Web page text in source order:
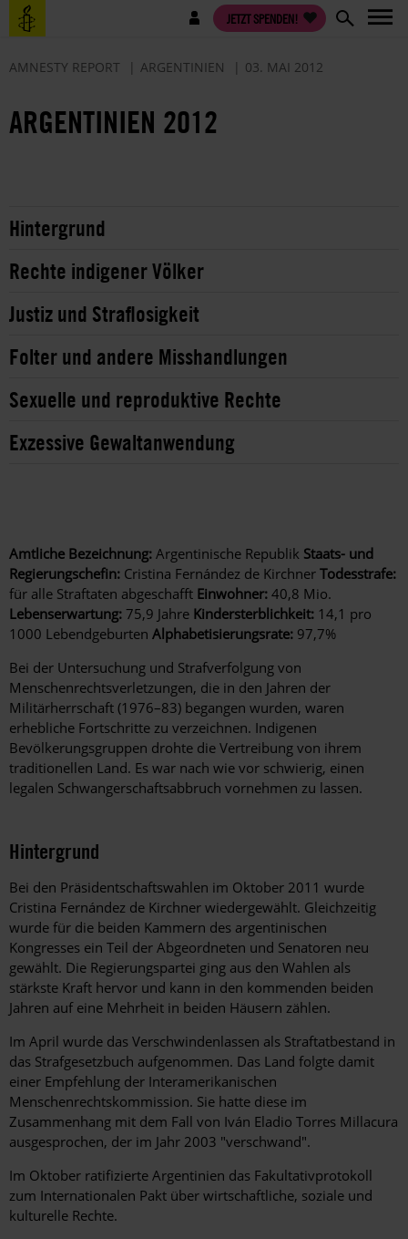
Direkt
zum
Benutzermenü JETZT SPENDEN!
AMNESTY REPORT ARGENTINIEN 03. MAI 2012
ARGENTINIEN 2012
Hintergrund
Rechte indigener Völker
Justiz und Straflosigkeit
Folter und andere Misshandlungen
Sexuelle und reproduktive Rechte
Exzessive Gewaltanwendung
Amtliche Bezeichnung: Argentinische Republik Staats- und
Regierungschefin: Cristina Fernández de Kirchner Todesstrafe:
für alle Straftaten abgeschafft Einwohner: 40,8 Mio.
Lebenserwartung: 75,9 Jahre Kindersterblichkeit: 14,1 pro
1000 Lebendgeburten Alphabetisierungsrate: 97,7%
Bei der Untersuchung und Strafverfolgung von
Menschenrechtsverletzungen, die in den Jahren der
Militärherrschaft (1976–83) begangen wurden, waren
erhebliche Fortschritte zu verzeichnen. Indigenen
Bevölkerungsgruppen drohte die Vertreibung von ihrem
traditionellen Land. Es war nach wie vor schwierig, einen
legalen Schwangerschaftsabbruch vornehmen zu lassen.
Hintergrund
Bei den Präsidentschaftswahlen im Oktober 2011 wurde
Cristina Fernández de Kirchner wiedergewählt. Gleichzeitig
wurde für die beiden Kammern des argentinischen
Kongresses ein Teil der Abgeordneten und Senatoren neu
gewählt. Die Regierungspartei ging aus den Wahlen als
stärkste Kraft hervor und kann in den kommenden beiden
Jahren auf eine Mehrheit in beiden Häusern zählen.
Im April wurde das Verschwindenlassen als Straftatbestand in
das Strafgesetzbuch aufgenommen. Das Land folgte damit
einer Empfehlung der Interamerikanischen
Menschenrechtskommission. Sie hatte diese im
Zusammenhang mit dem Fall von Iván Eladio Torres Millacura
ausgesprochen, der im Jahr 2003 "verschwand".
Im Oktober ratifizierte Argentinien das Fakultativprotokoll
zum Internationalen Pakt über wirtschaftliche, soziale und
kulturelle Rechte.